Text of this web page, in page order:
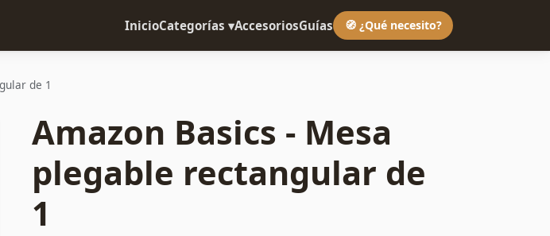
InicioCategorías ▾AccesoriosGuías 🧭 ¿Qué necesito?
de 1
Amazon Basics - Mesa
plegable rectangular de
1